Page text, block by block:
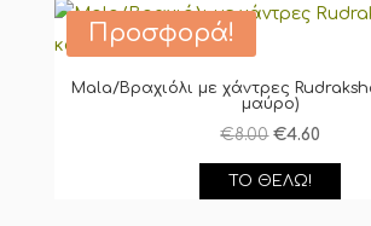
Προσφορά!
Mala/Βραχιόλι με χάντρες
μαύρο)
€8.00 Original
price
was:
€4.60
τιμή
ΤΟ ΘΈΛΩ!